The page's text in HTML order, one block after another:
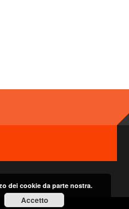
dei cookie da parte nostra.
Accetto